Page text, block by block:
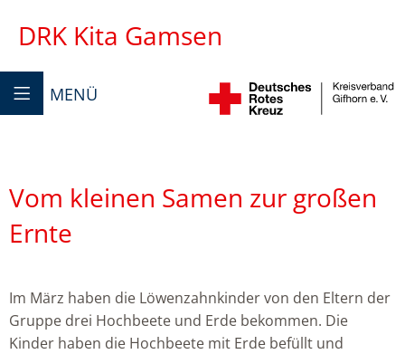
DRK Kita Gamsen
MENÜ
Vom kleinen Samen zur großen
Ernte
Im März haben die Löwenzahnkinder von den Eltern der
Gruppe drei Hochbeete und Erde bekommen. Die
Kinder haben die Hochbeete mit Erde befüllt und